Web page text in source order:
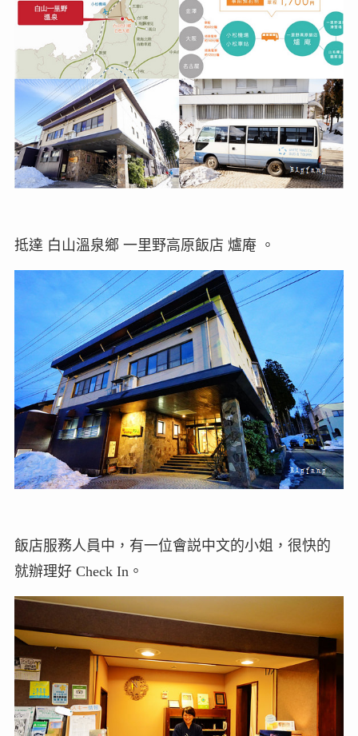
抵達 白山溫泉鄉 一里野高原飯店 爐庵 。
飯店服務人員中，有一位會説中文的小姐，很快的
就辦理好 Check In。